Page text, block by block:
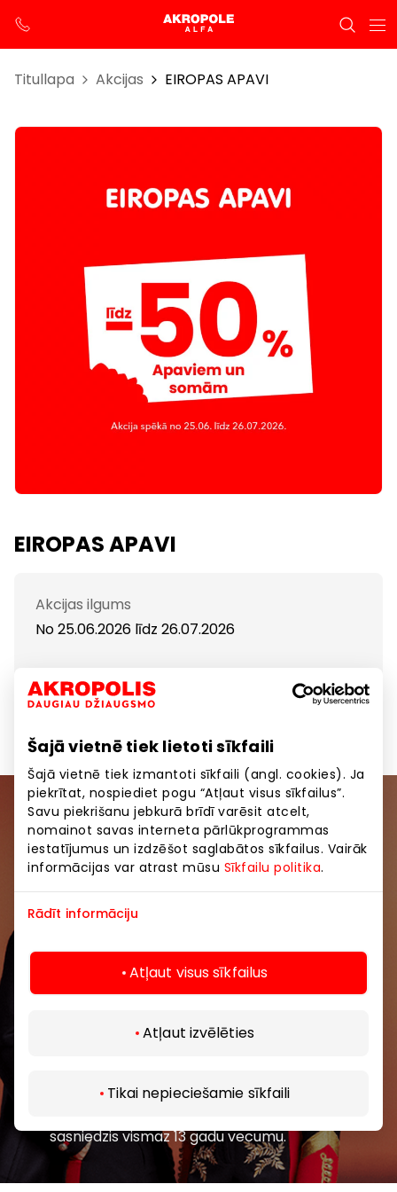
Šajā vietnē tiek lietoti sīkfaili
Šajā vietnē tiek izmantoti sīkfaili (angl. cookies). Ja
piekrītat, nospiediet pogu “Atļaut visus sīkfailus”.
Savu piekrišanu jebkurā brīdī varēsit atcelt,
nomainot savas interneta pārlūkprogrammas
iestatījumus un izdzēšot saglabātos sīkfailus. Vairāk
informācijas var atrast mūsu Sīkfailu politika.
Rādīt informāciju
Atļaut visus sīkfailus
Atļaut izvēlēties
Tikai nepieciešamie sīkfaili
Titullapa Akcijas EIROPAS APAVI
EIROPAS APAVI
Akcijas ilgums
No 25.06.2026 līdz 26.07.2026
Atlaides apaviem un somām līdz -50%!
Pievienojieties mūsu kopienai
Uzzini pirmais par labākajiem piedāvājumiem,
izklaides centros “AKROPOLE Alfa” un “AKROPOLE
sasniedzis vismaz 13 gadu vecumu.